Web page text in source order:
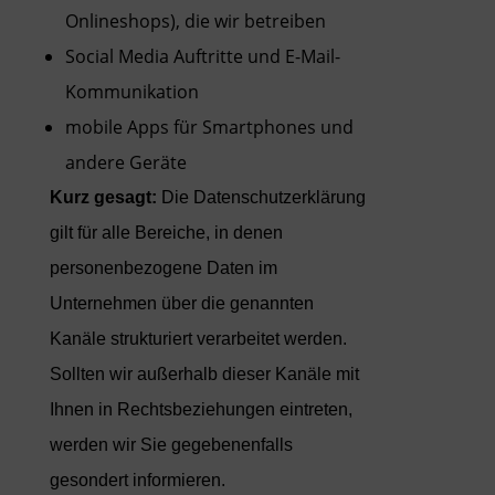
Onlineshops), die wir betreiben
Social Media Auftritte und E-Mail-
Kommunikation
mobile Apps für Smartphones und
andere Geräte
Kurz gesagt: Die Datenschutzerklärung
gilt für alle Bereiche, in denen
personenbezogene Daten im
Unternehmen über die genannten
Kanäle strukturiert verarbeitet werden.
Sollten wir außerhalb dieser Kanäle mit
Ihnen in Rechtsbeziehungen eintreten,
werden wir Sie gegebenenfalls
gesondert informieren.